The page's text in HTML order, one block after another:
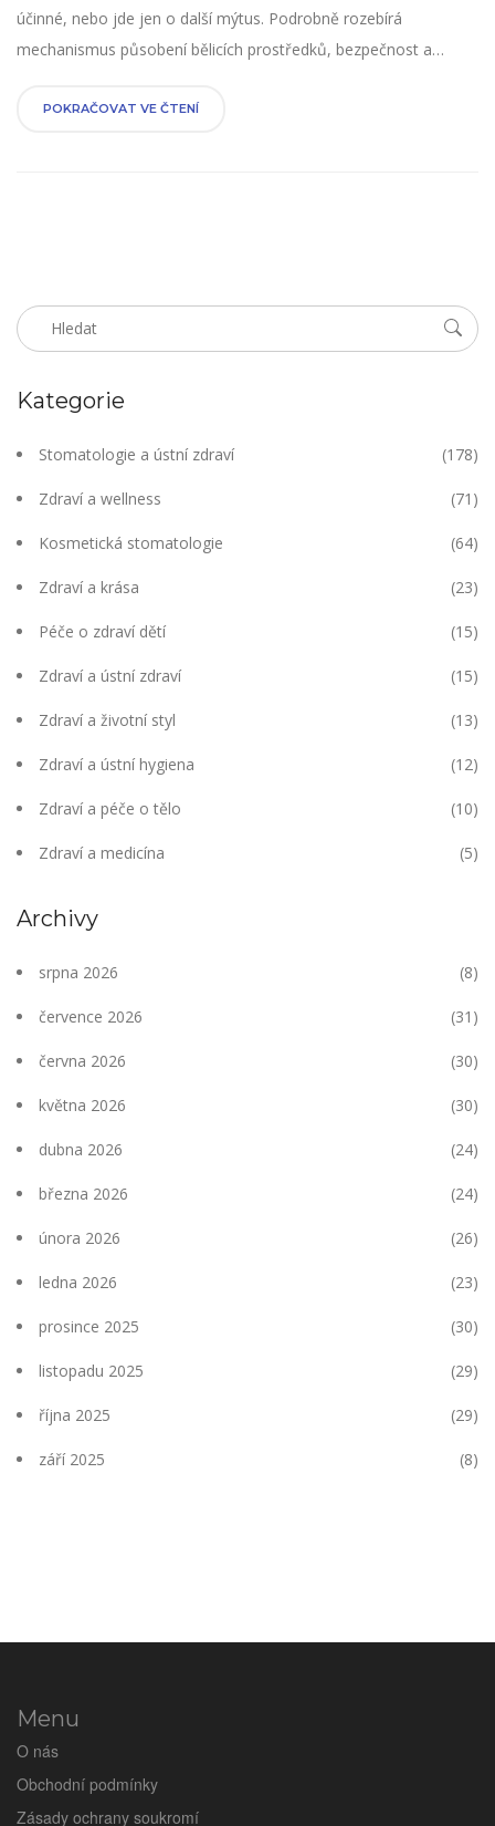
účinné, nebo jde jen o další mýtus. Podrobně rozebírá
mechanismus působení bělicích prostředků, bezpečnost a
bělením u zubaře a poskytuje praktické tipy na správnou péči o
POKRAČOVAT VE ČTENÍ
Kategorie
Stomatologie a ústní zdraví (178)
Zdraví a wellness (71)
Kosmetická stomatologie (64)
Zdraví a krása (23)
Péče o zdraví dětí (15)
Zdraví a ústní zdraví (15)
Zdraví a životní styl (13)
Zdraví a ústní hygiena (12)
Zdraví a péče o tělo (10)
Zdraví a medicína (5)
Archivy
srpna 2026 (8)
července 2026 (31)
června 2026 (30)
května 2026 (30)
dubna 2026 (24)
března 2026 (24)
února 2026 (26)
ledna 2026 (23)
prosince 2025 (30)
listopadu 2025 (29)
října 2025 (29)
září 2025 (8)
Menu
O nás
Obchodní podmínky
Zásady ochrany soukromí